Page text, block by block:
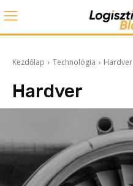
Kezdőlap Technológia Hardver
Hardver